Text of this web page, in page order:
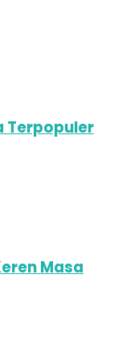
Terpopuler
Masa